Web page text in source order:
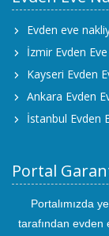
Evden eve
İzmir Evden
Kayseri Evden
Ankara Evden
İstanbul Evden
Portal
Portalımızda
tarafından evden